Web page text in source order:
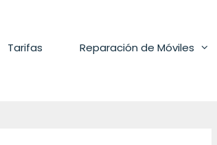
Tarifas Reparación de Móviles